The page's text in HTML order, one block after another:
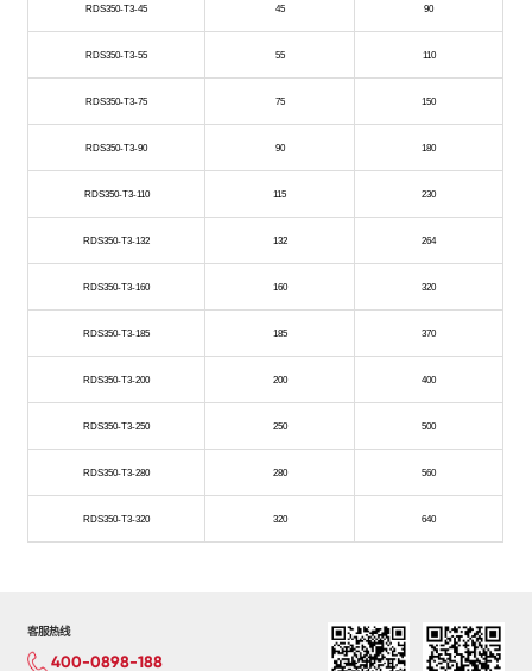
RDS350-T3-45 45 90
RDS350-T3-55 55 110
RDS350-T3-75 75 150
RDS350-T3-90 90 180
RDS350-T3-110 115 230
RDS350-T3-132 132 264
RDS350-T3-160 160 320
RDS350-T3-185 185 370
RDS350-T3-200 200 400
RDS350-T3-250 250 500
RDS350-T3-280 280 560
RDS350-T3-320 320 640
客服热线
400-0898-188